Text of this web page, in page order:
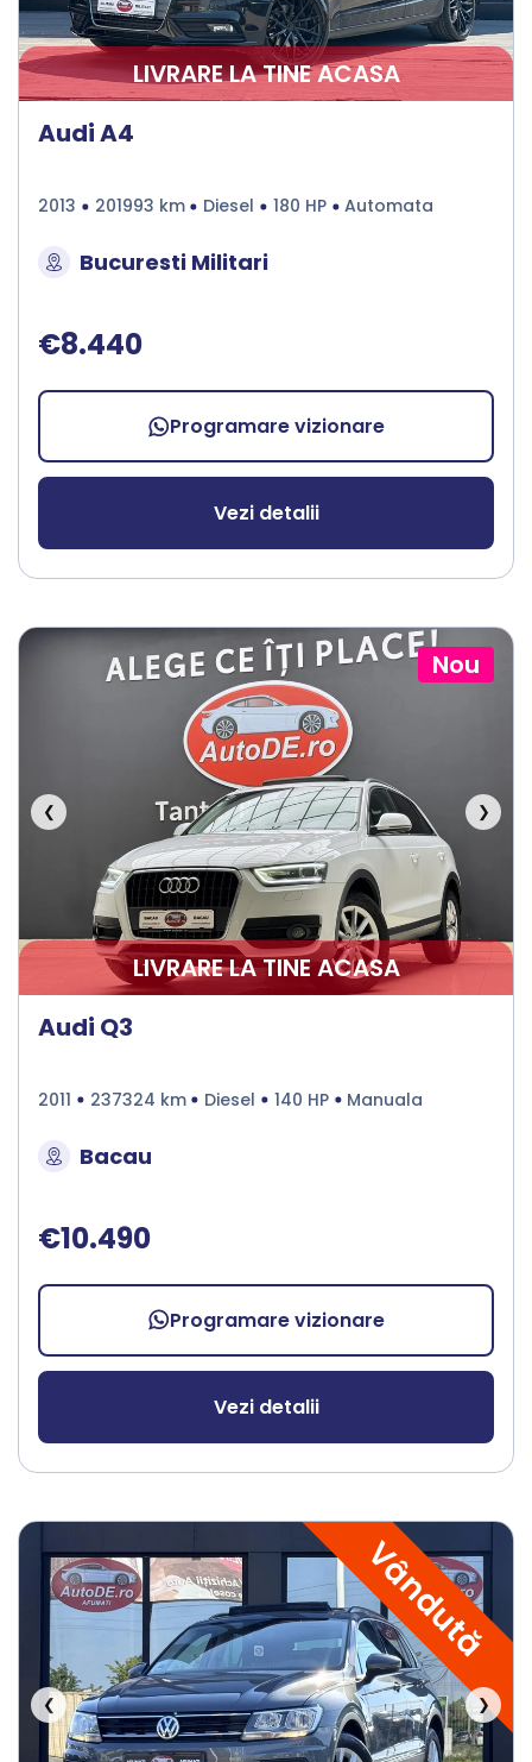
LIVRARE LA TINE ACASA
Audi A4
2013 201993 km Diesel 180 HP Automata
Bucuresti Militari
€8.440
Programare vizionare
Vezi detalii
Nou
❮ ❯
LIVRARE LA TINE ACASA
Audi Q3
2011 237324 km Diesel 140 HP Manuala
Bacau
€10.490
Programare vizionare
Vezi detalii
Vândută
❮ ❯